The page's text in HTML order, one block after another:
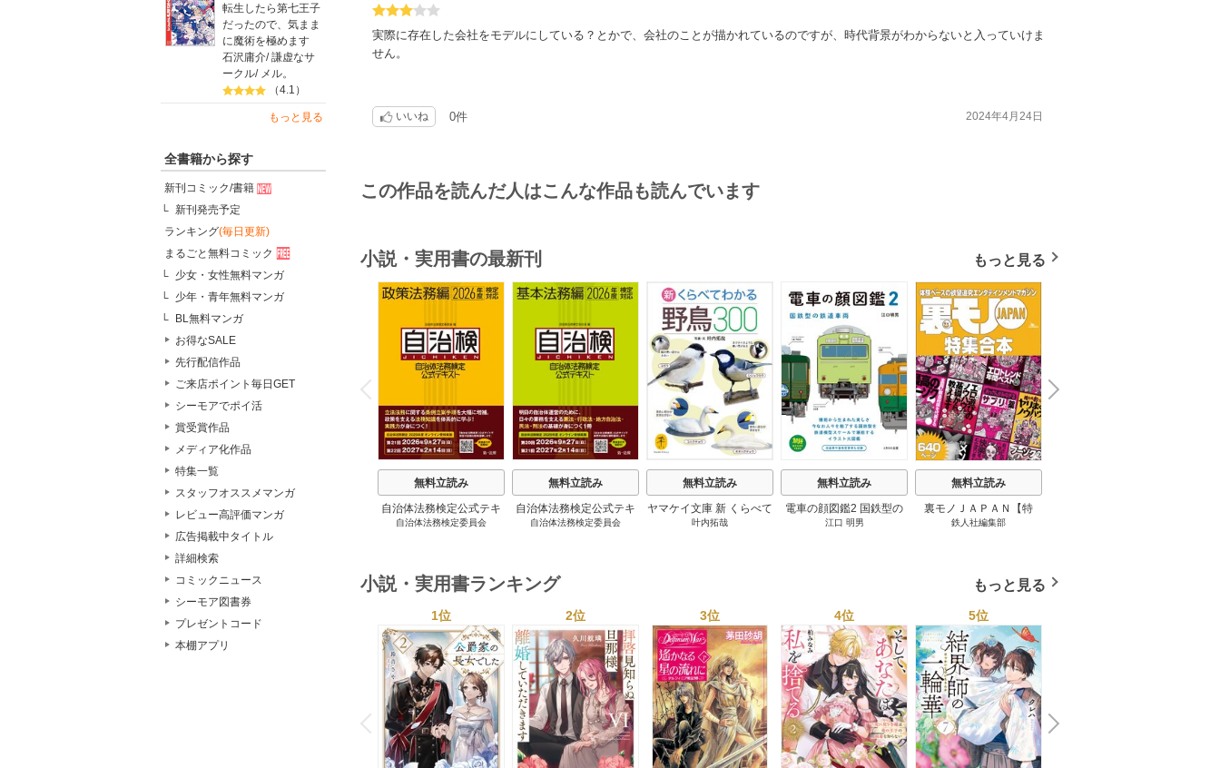
転生したら第七王子
だったので、気まま
に魔術を極めます
石沢庸介/謙虚なサ
ークル/ メル。
（4.1）
もっと見る
全書籍から探す
新刊コミック/書籍
新刊発売予定
ランキング(毎日更新)
まるごと無料コミック
少女・女性無料マンガ
少年・青年無料マンガ
BL無料マンガ
お得なSALE
先行配信作品
ご来店ポイント毎日GET
シーモアでポイ活
賞受賞作品
メディア化作品
特集一覧
スタッフオススメマンガ
レビュー高評価マンガ
広告掲載中タイトル
詳細検索
コミックニュース
シーモア図書券
プレゼントコード
本棚アプリ
実際に存在した会社をモデルにしている？とかで、会社のことが描かれているのですが、時代背景がわからないと入っていけま
せん。
いいね 0件 2024年4月24日
この作品を読んだ人はこんな作品も読んでいます
小説・実用書の最新刊 もっと見る
P
r
e
i
o
u
s
無料立読み
自治体法務検定公式テキ
スト 政策法務編 ２０
自治体法務検定委員会
無料立読み
自治体法務検定公式テキ
スト 基本法務編 ２０
自治体法務検定委員会
無料立読み
ヤマケイ文庫 新 くらべて
わかる野鳥300 1巻
叶内拓哉
無料立読み
電車の顔図鑑2 国鉄型の
鉄道車両 1巻
江口 明男
無料立読み
裏モノＪＡＰＡＮ【特
集】★超ボリューム版６
トレンド年間ベスト★お
っさん５０人の体験から
学ぶ★夢のようなエロい
楽園３０ 1巻
鉄人社編集部
N
e
x
t
小説・実用書ランキング もっと見る
P
r
e
v
i
o
u
s
1位 2位 3位 4位 5位
N
e
x
t